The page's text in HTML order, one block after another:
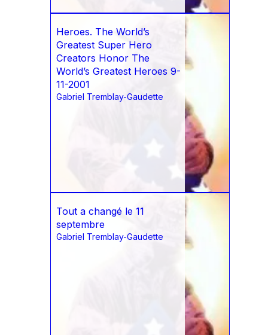
Heroes. The World’s
Greatest Super Hero
Creators Honor The
World’s Greatest Heroes 9-
11-2001
Gabriel Tremblay-Gaudette
Tout a changé le 11
septembre
Gabriel Tremblay-Gaudette